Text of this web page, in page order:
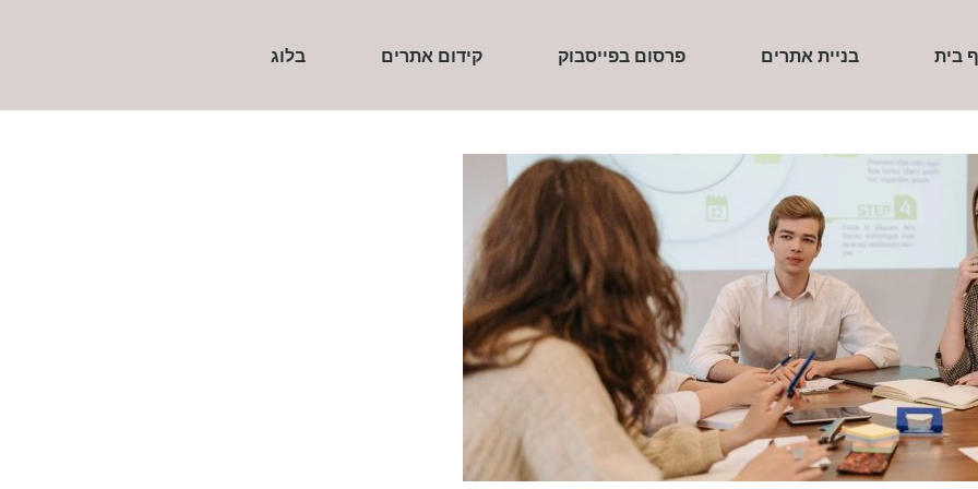
בית בניית אתרים פרסום בפייסבוק קידום אתרים בלוג